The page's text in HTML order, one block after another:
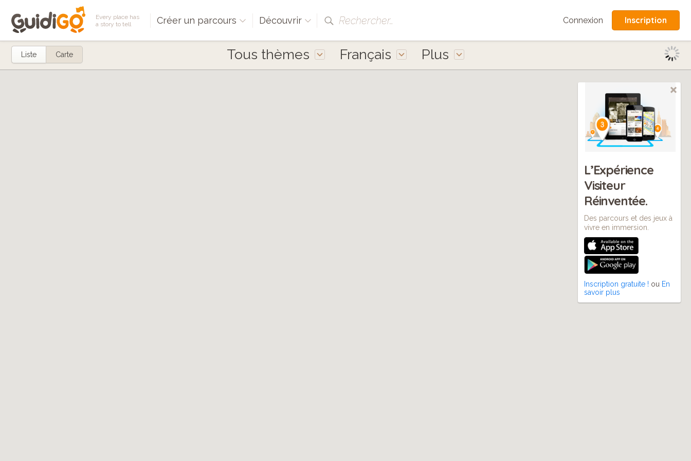
Every place has
a story to tell
Créer un parcours Découvrir Rechercher… Connexion Inscription
Tous thèmes Français Plus
Liste Carte
L’Expérience
Visiteur
Réinventée.
Des parcours et des jeux à
vivre en immersion.
Inscription gratuite ! ou En
savoir plus